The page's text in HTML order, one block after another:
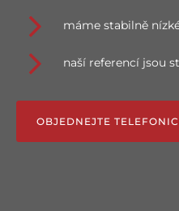
máme stabilně
naší referencí jsou
OBJEDNEJTE